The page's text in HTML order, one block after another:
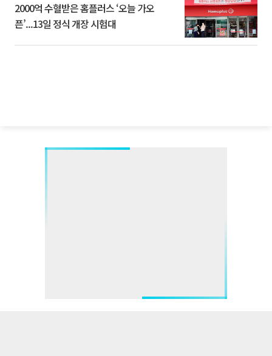
2000억 수혈받은 홈플러스 ‘오늘 가오
픈’...13일 정식 개장 시험대